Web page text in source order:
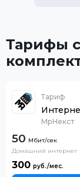
Тарифы
Тариф
МрНекст
50
Домашний интернет
300